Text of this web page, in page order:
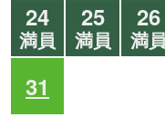
24
満員
25
満員
26
満員
31